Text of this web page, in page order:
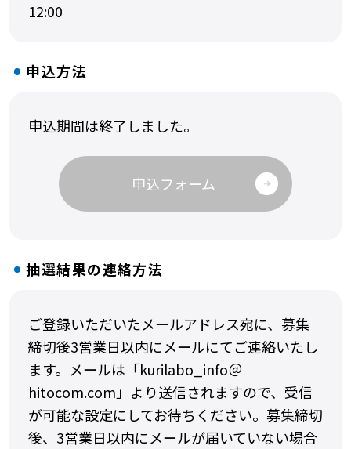
12:00
申込方法
申込期間は終了しました。
申込フォーム
抽選結果の連絡方法
ご登録いただいたメールアドレス宛に、募集
締切後3営業日以内にメールにてご連絡いたし
ます。メールは「kurilabo_info＠
hitocom.com」より送信されますので、受信
が可能な設定にしてお待ちください。募集締切
後、3営業日以内にメールが届いていない場合